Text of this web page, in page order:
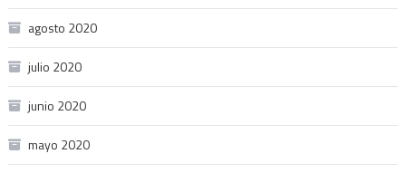
agosto 2020
julio 2020
junio 2020
mayo 2020